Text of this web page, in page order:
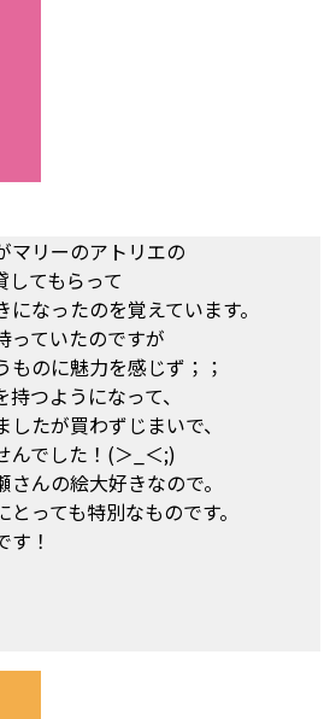
マリーのアトリエの
してもらって
なったのを覚えています。
っていたのですが
のに魅力を感じず；；
つようになって、
たが買わずじまいで、
んでした！(＞_＜;)
んの絵大好きなので。
っても特別なものです。
！